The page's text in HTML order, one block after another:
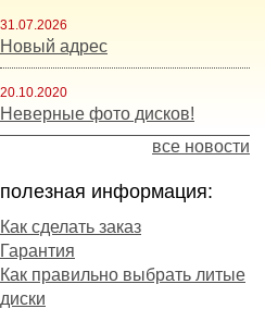
31.07.2026
Новый адрес
20.10.2020
Неверные фото дисков!
все новости
полезная информация:
Как сделать заказ
Гарантия
Как правильно выбрать литые
диски